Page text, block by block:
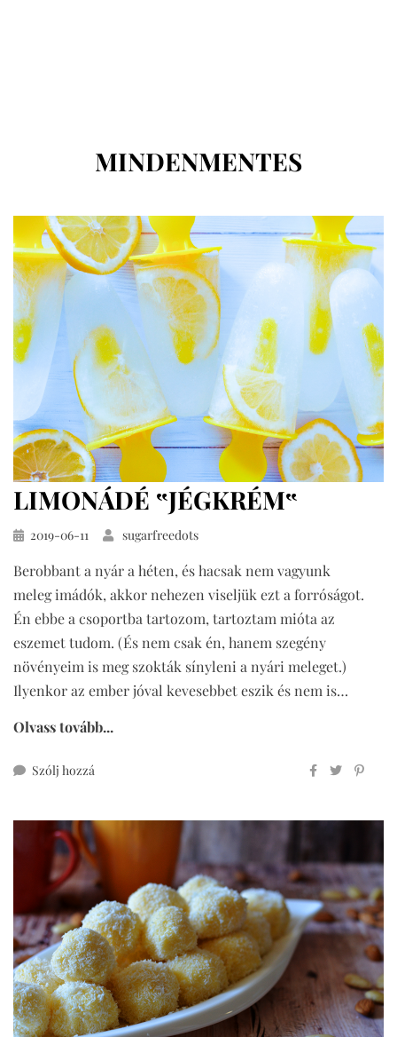
CÍMKE
:
MINDENMENTES
LIMONÁDÉ ‟JÉGKRÉM‟
Közzétéve
2019-06-11 sugarfreedots
Berobbant a nyár a héten, és hacsak nem vagyunk
meleg imádók, akkor nehezen viseljük ezt a forróságot.
Én ebbe a csoportba tartozom, tartoztam mióta az
eszemet tudom. (És nem csak én, hanem szegény
növényeim is meg szokták sínyleni a nyári meleget.)
Ilyenkor az ember jóval kevesebbet eszik és nem is…
Olvass tovább...
Szólj hozzá